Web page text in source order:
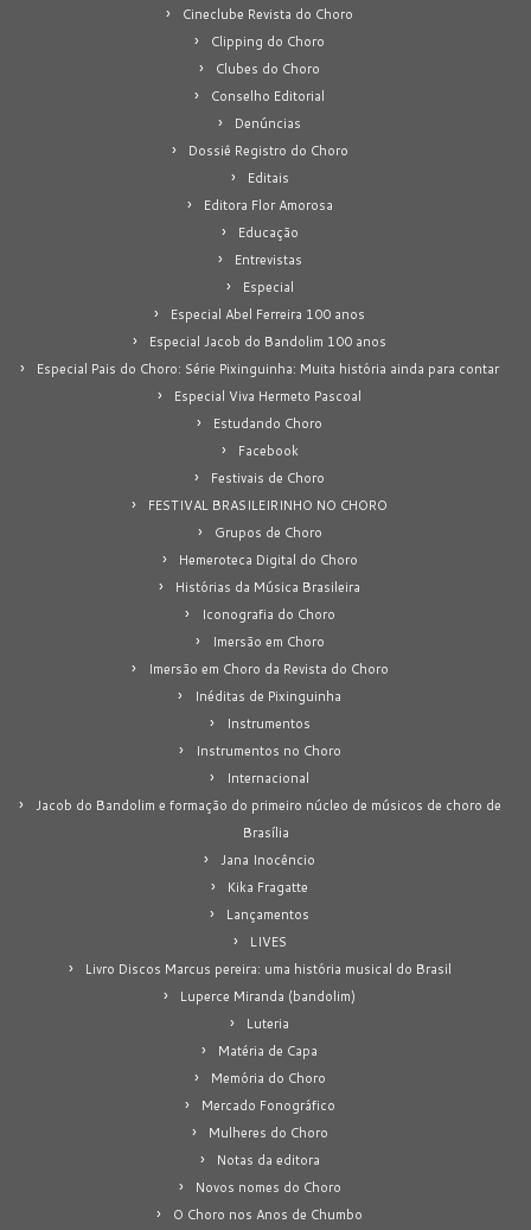
Cineclube Revista do Choro
Clipping do Choro
Clubes do Choro
Conselho Editorial
Denúncias
Dossiê Registro do Choro
Editais
Editora Flor Amorosa
Educação
Entrevistas
Especial
Especial Abel Ferreira 100 anos
Especial Jacob do Bandolim 100 anos
Especial Pais do Choro: Série Pixinguinha: Muita história ainda para contar
Especial Viva Hermeto Pascoal
Estudando Choro
Facebook
Festivais de Choro
FESTIVAL BRASILEIRINHO NO CHORO
Grupos de Choro
Hemeroteca Digital do Choro
Histórias da Música Brasileira
Iconografia do Choro
Imersão em Choro
Imersão em Choro da Revista do Choro
Inéditas de Pixinguinha
Instrumentos
Instrumentos no Choro
Internacional
Jacob do Bandolim e formação do primeiro núcleo de músicos de choro de
Brasília
Jana Inocêncio
Kika Fragatte
Lançamentos
LIVES
Livro Discos Marcus pereira: uma história musical do Brasil
Luperce Miranda (bandolim)
Luteria
Matéria de Capa
Memória do Choro
Mercado Fonográfico
Mulheres do Choro
Notas da editora
Novos nomes do Choro
O Choro nos Anos de Chumbo